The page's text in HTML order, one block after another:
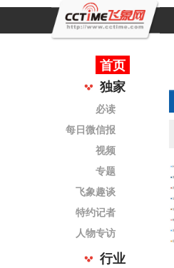
首页
独家
必读
每日微信报
视频
专题
飞象趣谈
特约记者
人物专访
行业